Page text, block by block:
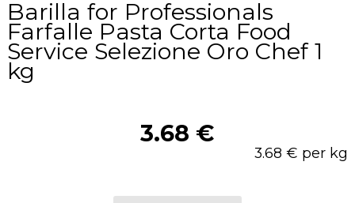
Barilla for Professionals
Farfalle Pasta Corta Food
Service Selezione Oro Chef 1
kg
3.68 €
3.68 € per kg